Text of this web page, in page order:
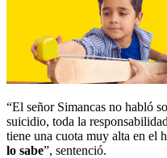
“El señor Simancas no habló
suicidio, toda la
tiene una cuota muy alta en el
lo sabe”, sentenció.